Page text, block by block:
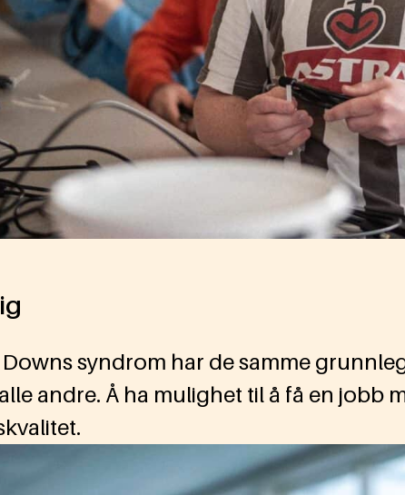
syndrom har de samme
andre. Å ha mulighet til å få en jobb